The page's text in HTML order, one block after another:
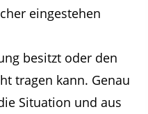
eingestehen
besitzt oder den
tragen kann. Genau
Situation und aus